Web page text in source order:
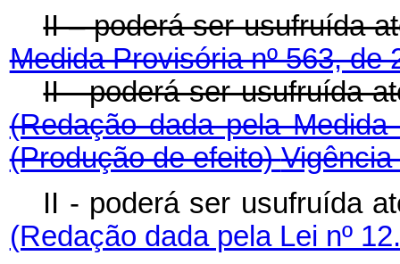
II – poderá ser
Medida Provisória nº 563, de
II - poderá ser
(Redação dada pela
(Produção de efeito)
II - poderá ser
(Redação dada pela Lei nº